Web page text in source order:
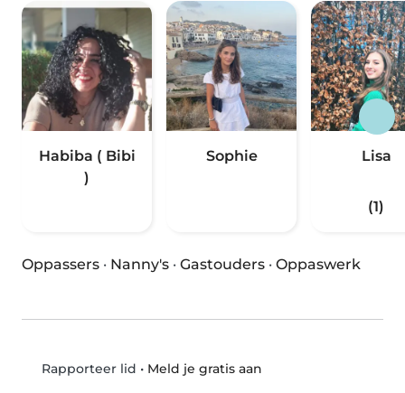
Habiba ( Bibi
)
Sophie Lisa
(1)
Oppassers · Nanny's · Gastouders · Oppaswerk
Rapporteer lid • Meld je gratis aan